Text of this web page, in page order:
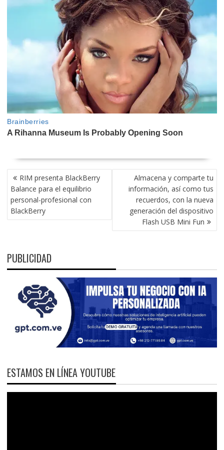
NAVEGACIÓN
DE
ENTRADAS
RIM presenta BlackBerry
Balance para el equilibrio
personal-profesional con
BlackBerry
Almacena y comparte tu
información, así como tus
recuerdos, con la nueva
generación del dispositivo
Flash USB Mini Fun
PUBLICIDAD
ESTAMOS EN LÍNEA YOUTUBE